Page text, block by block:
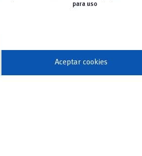
para uso
Aceptar cookies